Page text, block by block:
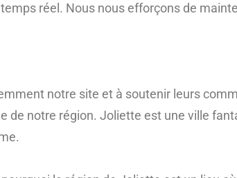
réel. Nous nous efforçons de
notre site et à soutenir leurs
de notre région. Joliette est une ville